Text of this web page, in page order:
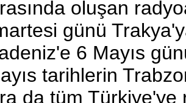
oluşan
günü
6 Mayıs
tarihlerin
da tüm Türkiye'ye